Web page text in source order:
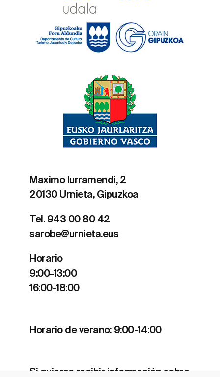
Maximo Iurramendi, 2
20130 Urnieta, Gipuzkoa
Tel. 943 00 80 42
sarobe@urnieta.eus
Horario
9:00-13:00
16:00-18:00
Horario de verano: 9:00-14:00
Si quieres recibir información sobre